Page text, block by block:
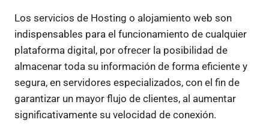
Los servicios de Hosting o alojamiento web son
indispensables para el funcionamiento de cualquier
plataforma digital, por ofrecer la posibilidad de
almacenar toda su información de forma eficiente y
segura, en servidores especializados, con el fin de
garantizar un mayor flujo de clientes, al aumentar
significativamente su velocidad de conexión.